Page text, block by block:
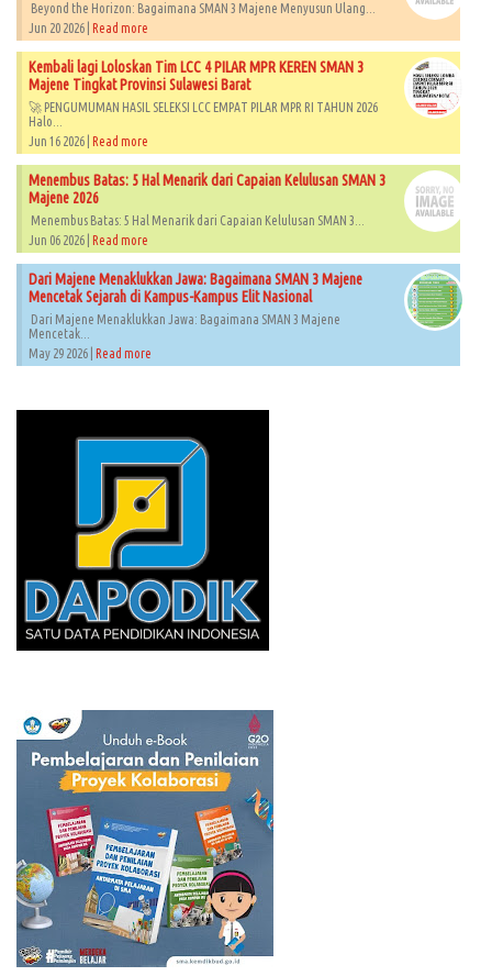
Beyond the Horizon: Bagaimana SMAN 3 Majene Menyusun Ulang...
Jun 20 2026 |
Read more
Kembali lagi Loloskan Tim LCC 4 PILAR MPR KEREN SMAN 3
Majene Tingkat Provinsi Sulawesi Barat
🚀 PENGUMUMAN HASIL SELEKSI LCC EMPAT PILAR MPR RI TAHUN 2026​
Halo...
Jun 16 2026 | Read more
Menembus Batas: 5 Hal Menarik dari Capaian Kelulusan SMAN 3
Majene 2026
Menembus Batas: 5 Hal Menarik dari Capaian Kelulusan SMAN 3...
Jun 06 2026 | Read more
Dari Majene Menaklukkan Jawa: Bagaimana SMAN 3 Majene
Mencetak Sejarah di Kampus-Kampus Elit Nasional
Dari Majene Menaklukkan Jawa: Bagaimana SMAN 3 Majene
Mencetak...
May 29 2026 | Read more